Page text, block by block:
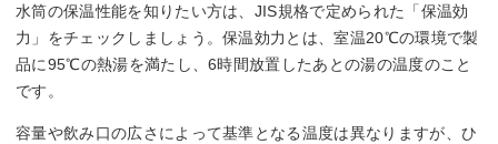
水筒の保温性能を知りたい方は、JIS規格で定められた「保温効
力」をチェックしましょう。保温効力とは、室温20℃の環境で製
品に95℃の熱湯を満たし、6時間放置したあとの湯の温度のこと
です。
容量や飲み口の広さによって基準となる温度は異なりますが、ひ